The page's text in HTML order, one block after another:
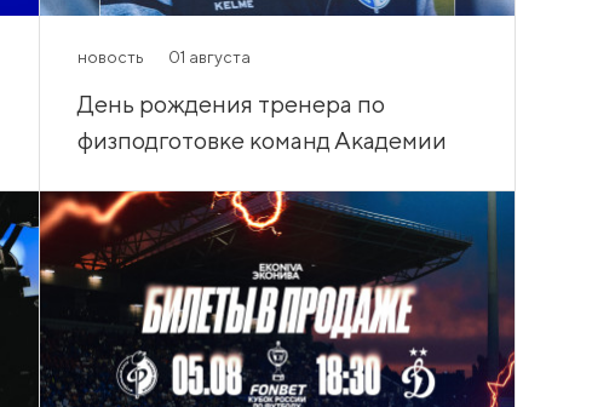
новость 01 августа
День рождения тренера по
физподготовке команд Академии